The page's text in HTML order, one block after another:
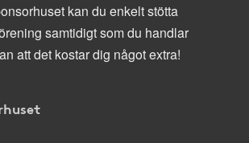
kan du enkelt stötta
samtidigt som du handlar
att det kostar dig något extra!